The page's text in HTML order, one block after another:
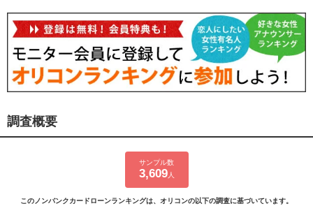
調査概要
サンプル数
3,609人
このノンバンクカードローンランキングは、オリコンの以下の調査に基づいています。